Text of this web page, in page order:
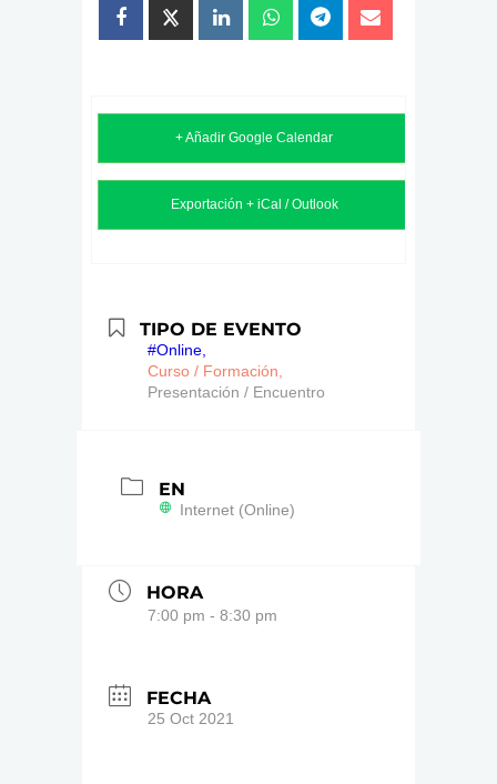
+ Añadir Google Calendar
Exportación + iCal / Outlook
TIPO DE EVENTO
#Online,
Curso / Formación,
Presentación / Encuentro
EN
Internet (Online)
HORA
7:00 pm - 8:30 pm
FECHA
25 Oct 2021